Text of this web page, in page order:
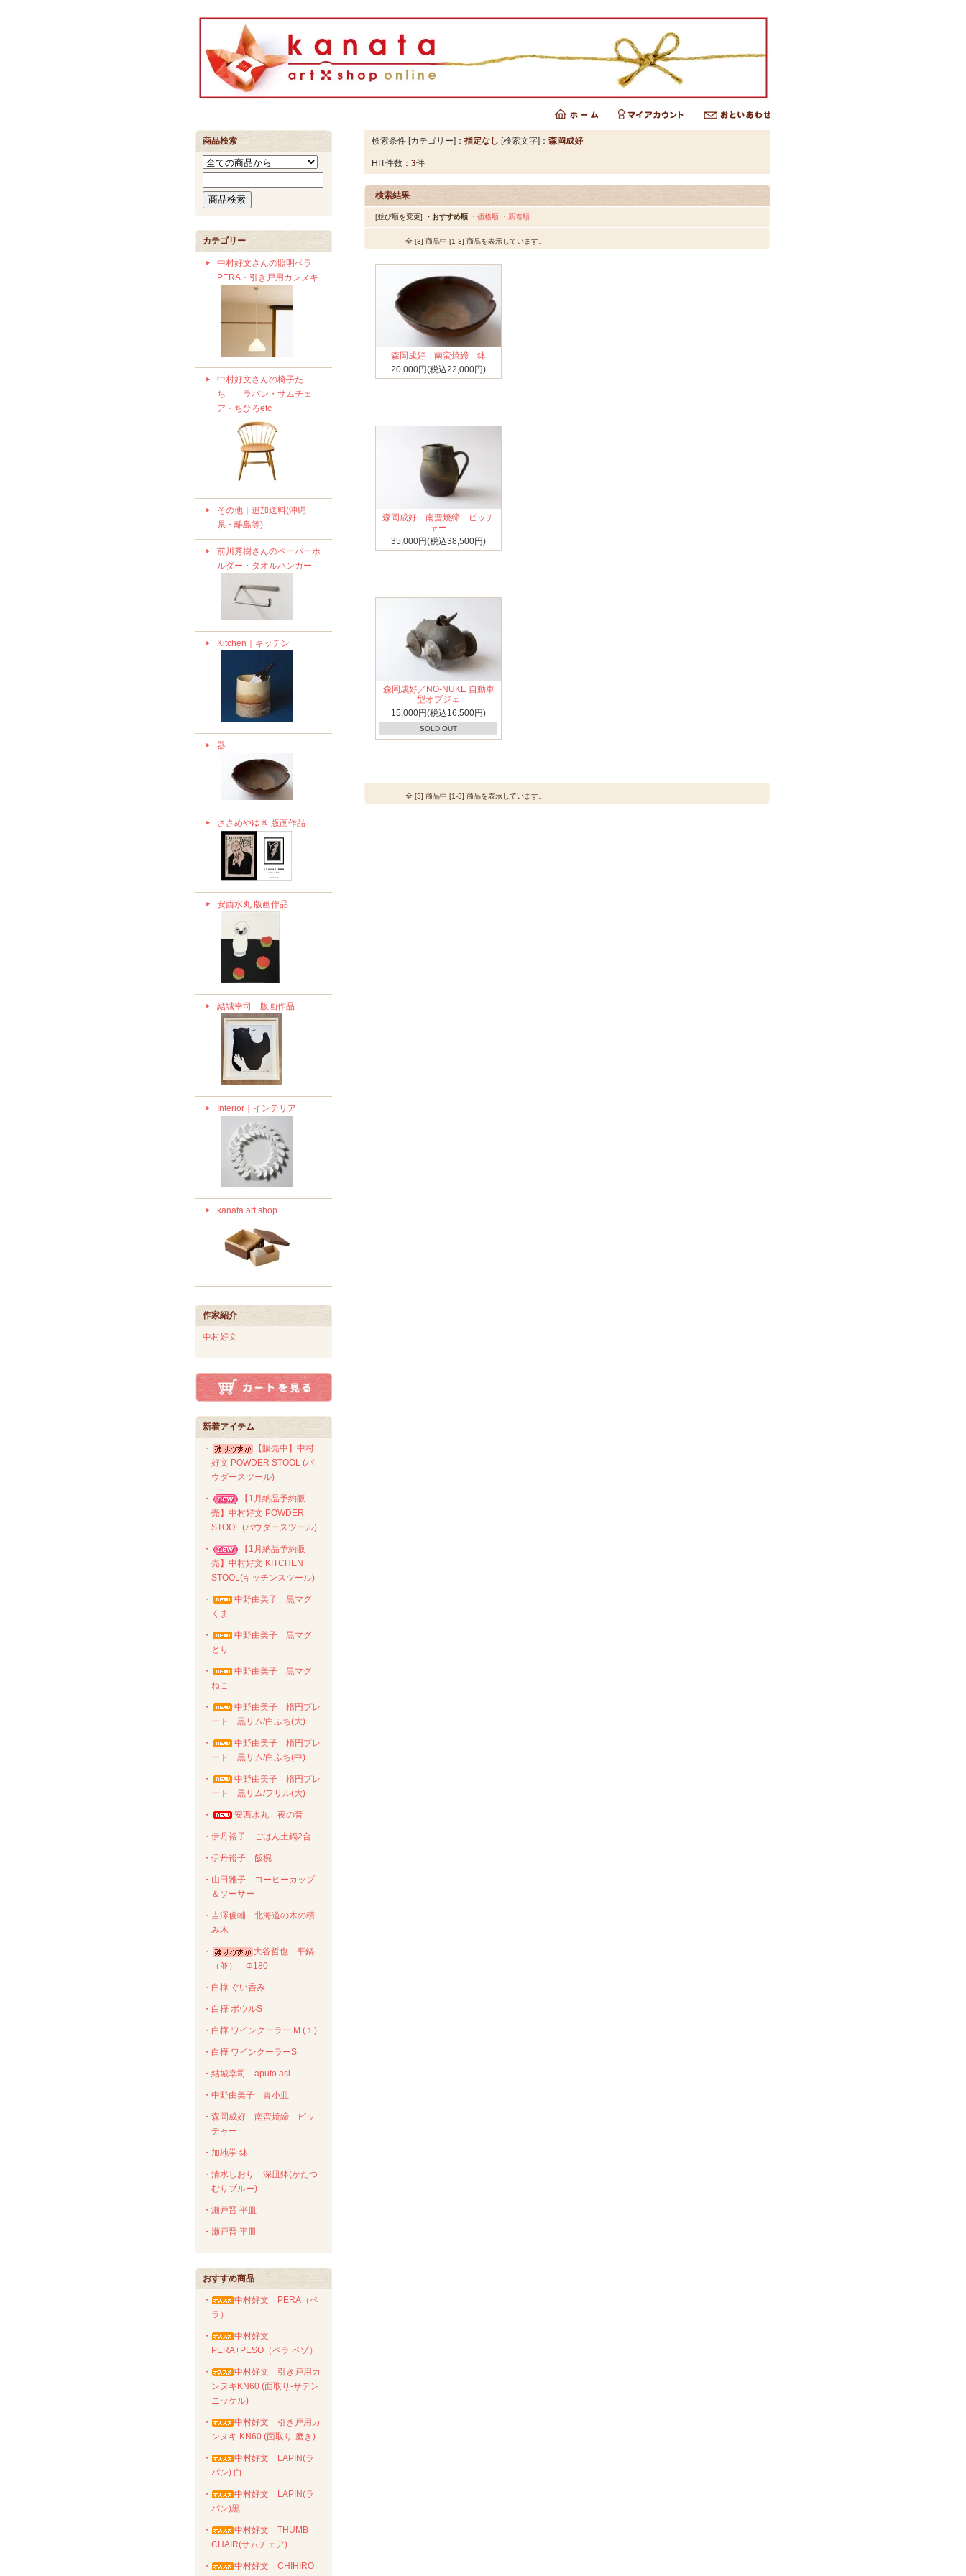
商品検索
カテゴリー
中村好文さんの照明ペラ
PERA・引き戸用カンヌキ
中村好文さんの椅子た
ち ラパン・サムチェ
ア・ちひろetc
その他｜追加送料(沖縄
県・離島等)
前川秀樹さんのペーパーホ
ルダー・タオルハンガー
Kitchen｜キッチン
器
ささめやゆき 版画作品
安西水丸 版画作品
結城幸司 版画作品
Interior｜インテリア
kanata art shop
作家紹介
中村好文
新着アイテム
・
【販売中】中村
好文 POWDER STOOL (パ
ウダースツール)
・
【1月納品予約販
売】中村好文 POWDER
STOOL (パウダースツール)
・
【1月納品予約販
売】中村好文 KITCHEN
STOOL(キッチンスツール)
・
中野由美子 黒マグ
くま
・
中野由美子 黒マグ
とり
・
中野由美子 黒マグ
ねこ
・
中野由美子 楕円プレ
ート 黒リム/白ふち(大)
・
中野由美子 楕円プレ
ート 黒リム/白ふち(中)
・
中野由美子 楕円プレ
ート 黒リム/フリル(大)
・ 安西水丸 夜の音
・伊丹裕子 ごはん土鍋2合
・伊丹裕子 飯椀
・山田雅子 コーヒーカップ
＆ソーサー
・吉澤俊輔 北海道の木の積
み木
・
大谷哲也 平鍋
（並） Φ180
・白樺 ぐい呑み
・白樺 ボウルS
・白樺 ワインクーラー M (１)
・白樺 ワインクーラーS
・結城幸司 aputo asi
・中野由美子 青小皿
・森岡成好 南蛮焼締 ピッ
チャー
・加地学 鉢
・清水しおり 深皿鉢(かたつ
むりブルー)
・瀬戸晋 平皿
・瀬戸晋 平皿
おすすめ商品
・
中村好文 PERA（ペ
ラ）
・
中村好文
PERA+PESO（ペラ ペゾ）
・
中村好文 引き戸用カ
ンヌキKN60 (面取り-サテン
ニッケル)
・
中村好文 引き戸用カ
ンヌキ KN60 (面取り-磨き)
・
中村好文 LAPIN(ラ
パン) 白
・
中村好文 LAPIN(ラ
パン)黒
・
中村好文 THUMB
CHAIR(サムチェア)
・
中村好文 CHIHIRO
検索条件 [カテゴリー]： 指定なし [検索文字]： 森岡成好
HIT件数： 3件
検索結果
[並び順を変更] ・おすすめ順 ・価格順 ・新着順
全 [3] 商品中 [1-3] 商品を表示しています。
森岡成好 南蛮焼締 鉢
20,000円(税込22,000円)
森岡成好 南蛮焼締 ピッチ
ャー
35,000円(税込38,500円)
森岡成好／NO-NUKE 自動車
型オブジェ
15,000円(税込16,500円)
SOLD OUT
全 [3] 商品中 [1-3] 商品を表示しています。